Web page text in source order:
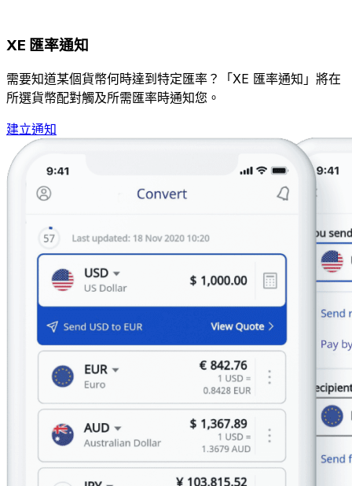
XE 匯率通知
需要知道某個貨幣何時達到特定匯率？「XE 匯率通知」將在
所選貨幣配對觸及所需匯率時通知您。
建立通知